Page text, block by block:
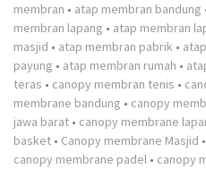
membran • atap membran bandung
membran lapang • atap membran
masjid • atap membran pabrik •
payung • atap membran rumah •
teras • canopy membran tenis •
membrane bandung • canopy
jawa barat • canopy membrane
basket • Canopy membrane Masjid •
canopy membrane padel • canopy